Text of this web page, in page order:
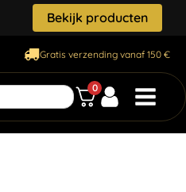
Bekijk producten
Gratis verzending vanaf 150 €
0